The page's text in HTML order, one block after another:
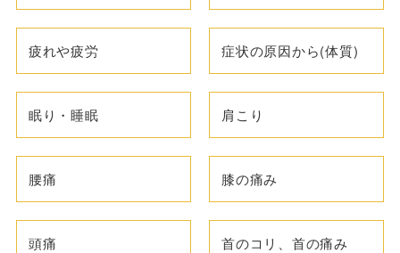
疲れや疲労 症状の原因から(体質)
眠り・睡眠 肩こり
腰痛 膝の痛み
頭痛 首のコリ、首の痛み